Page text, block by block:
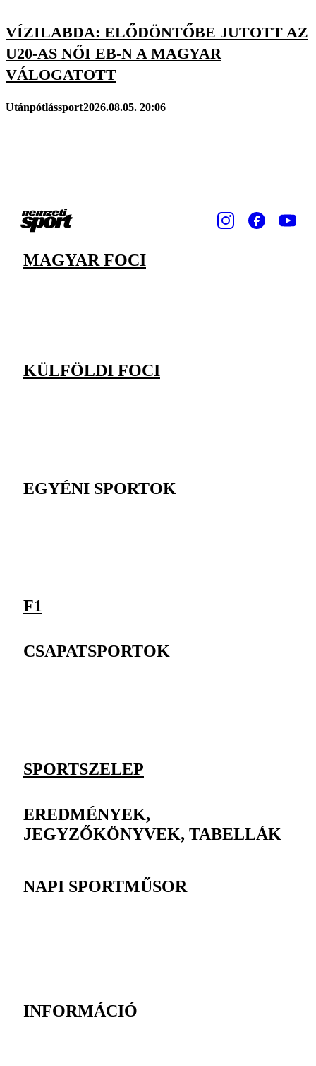
VÍZILABDA: ELŐDÖNTŐBE JUTOTT AZ
U20-AS NŐI EB-N A MAGYAR
VÁLOGATOTT
Utánpótlássport2026.08.05. 20:06
MAGYAR FOCI
KÜLFÖLDI FOCI
EGYÉNI SPORTOK
F1
CSAPATSPORTOK
SPORTSZELEP
EREDMÉNYEK,
JEGYZŐKÖNYVEK, TABELLÁK
NAPI SPORTMŰSOR
INFORMÁCIÓ